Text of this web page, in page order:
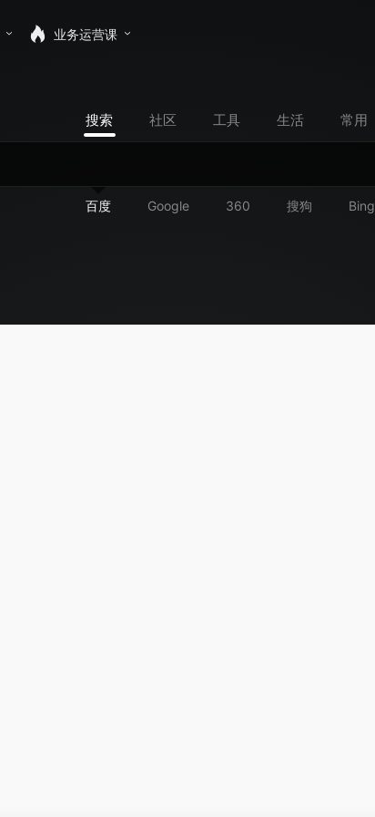
业务运营课
搜索 社区 工具 生活 常用
百度 Google 360 搜狗 Bing